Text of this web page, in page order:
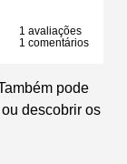
1 avaliações
1 comentários
pode
ou descobrir os